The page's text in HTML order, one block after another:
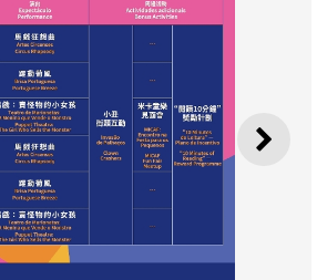
下一